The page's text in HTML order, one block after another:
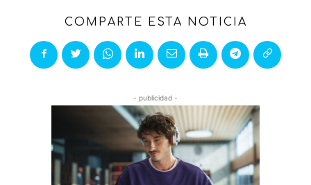
COMPARTE ESTA NOTICIA
- publicidad -